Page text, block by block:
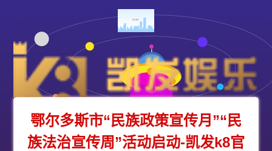
鄂尔多斯市“民族政策宣传月”“民
族法治宣传周”活动启动-凯发k8官